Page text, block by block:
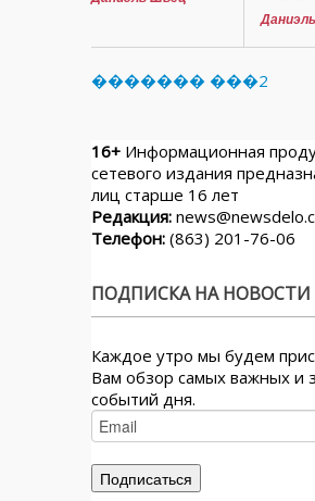
������� ���2
16+ Информационная
сетевого издания
лиц старше 16 лет
Редакция:
Телефон: (863) 201-76-06
ПОДПИСКА НА НОВОСТИ
Каждое утро мы будем
Вам обзор самых важных и
событий дня.